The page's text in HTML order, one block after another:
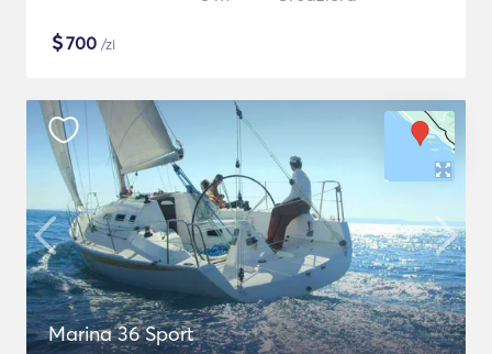
$700 /zi
Marina 36 Sport